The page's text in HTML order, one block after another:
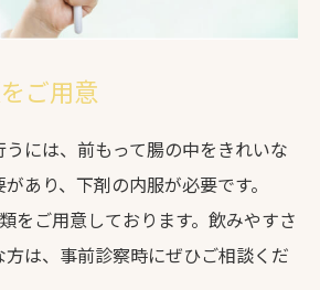
ご用意
には、前もって腸の中をきれいな
あり、下剤の内服が必要です。
をご用意しております。飲みやすさ
は、事前診察時にぜひご相談くだ